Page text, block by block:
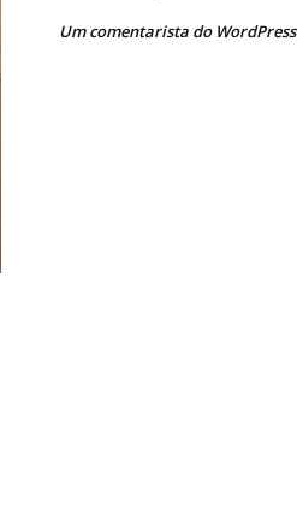
Um comentarista do WordPress